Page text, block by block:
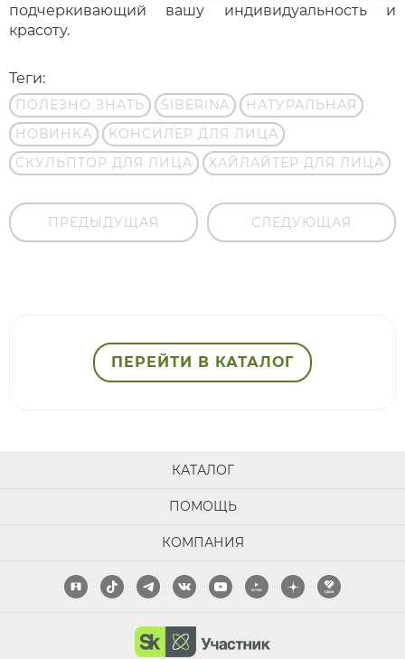
подчеркивающий вашу индивидуальность и
красоту.
Теги:
ПОЛЕЗНО ЗНАТЬ SIBERINA
НАТУРАЛЬНАЯ
НОВИНКА
КОНСИЛЕР ДЛЯ ЛИЦА
СКУЛЬПТОР ДЛЯ ЛИЦА
ХАЙЛАЙТЕР ДЛЯ ЛИЦА
ПРЕДЫДУЩАЯ СЛЕДУЮЩАЯ
ПЕРЕЙТИ В КАТАЛОГ
КАТАЛОГ
ПОМОЩЬ
КОМПАНИЯ